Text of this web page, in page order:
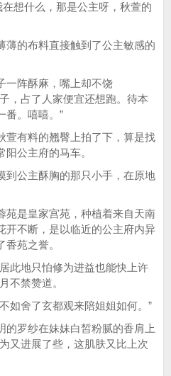
想什么，那是公主呀，秋萱的
薄的布料直接触到了公主敏感的
一阵酥麻，嘴上却不饶
，占了人家便宜还想跑。待本
番。嘻嘻。”
萱有料的翘臀上拍了下，算是找
公主府的马车。
到公主酥胸的那只小手，在原地
苑是皇家宫苑，种植着来自天南
开不断，是以临近的公主府内异
苑之誉。
此地只怕修为进益也能快上许
不禁赞道。
如舍了玄都观来陪姐姐如何。”
的罗纱在妹妹白皙粉腻的香肩上
又进展了些，这肌肤又比上次